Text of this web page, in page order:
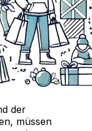
der
müssen